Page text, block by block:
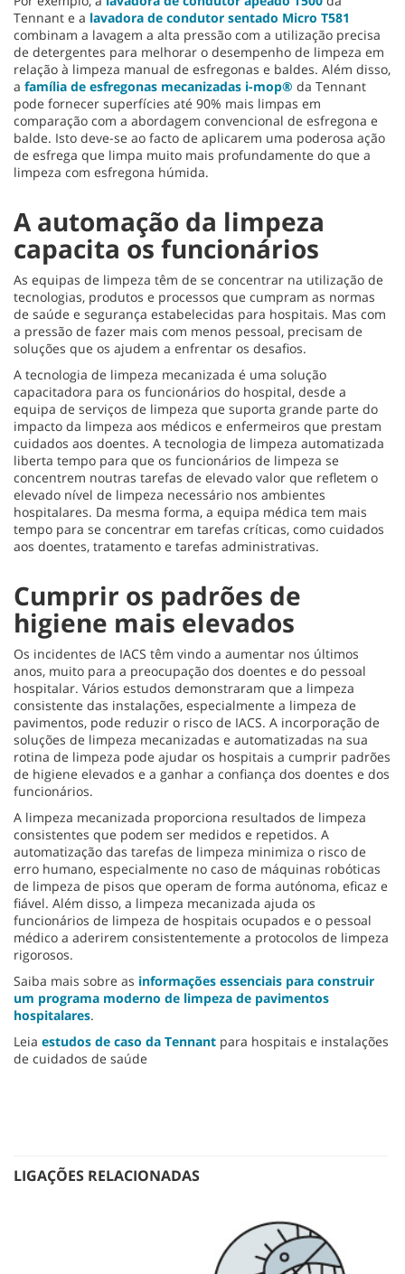
Tennant e a lavadora de condutor sentado Micro T581
combinam a lavagem a alta pressão com a utilização precisa
de detergentes para melhorar o desempenho de limpeza em
relação à limpeza manual de esfregonas e baldes. Além disso,
a família de esfregonas mecanizadas i-mop® da Tennant
pode fornecer superfícies até 90% mais limpas em
comparação com a abordagem convencional de esfregona e
balde. Isto deve-se ao facto de aplicarem uma poderosa ação
de esfrega que limpa muito mais profundamente do que a
limpeza com esfregona húmida.
A automação da limpeza
capacita os funcionários
As equipas de limpeza têm de se concentrar na utilização de
tecnologias, produtos e processos que cumpram as normas
de saúde e segurança estabelecidas para hospitais. Mas com
a pressão de fazer mais com menos pessoal, precisam de
soluções que os ajudem a enfrentar os desafios.
A tecnologia de limpeza mecanizada é uma solução
capacitadora para os funcionários do hospital, desde a
equipa de serviços de limpeza que suporta grande parte do
impacto da limpeza aos médicos e enfermeiros que prestam
cuidados aos doentes. A tecnologia de limpeza automatizada
liberta tempo para que os funcionários de limpeza se
concentrem noutras tarefas de elevado valor que refletem o
elevado nível de limpeza necessário nos ambientes
hospitalares. Da mesma forma, a equipa médica tem mais
tempo para se concentrar em tarefas críticas, como cuidados
aos doentes, tratamento e tarefas administrativas.
Cumprir os padrões de
higiene mais elevados
Os incidentes de IACS têm vindo a aumentar nos últimos
anos, muito para a preocupação dos doentes e do pessoal
hospitalar. Vários estudos demonstraram que a limpeza
consistente das instalações, especialmente a limpeza de
pavimentos, pode reduzir o risco de IACS. A incorporação de
soluções de limpeza mecanizadas e automatizadas na sua
rotina de limpeza pode ajudar os hospitais a cumprir padrões
de higiene elevados e a ganhar a confiança dos doentes e dos
funcionários.
A limpeza mecanizada proporciona resultados de limpeza
consistentes que podem ser medidos e repetidos. A
automatização das tarefas de limpeza minimiza o risco de
erro humano, especialmente no caso de máquinas robóticas
de limpeza de pisos que operam de forma autónoma, eficaz e
fiável. Além disso, a limpeza mecanizada ajuda os
funcionários de limpeza de hospitais ocupados e o pessoal
médico a aderirem consistentemente a protocolos de limpeza
rigorosos.
Saiba mais sobre as informações essenciais para construir
um programa moderno de limpeza de pavimentos
hospitalares.
Leia estudos de caso da Tennant para hospitais e instalações
de cuidados de saúde
LIGAÇÕES RELACIONADAS